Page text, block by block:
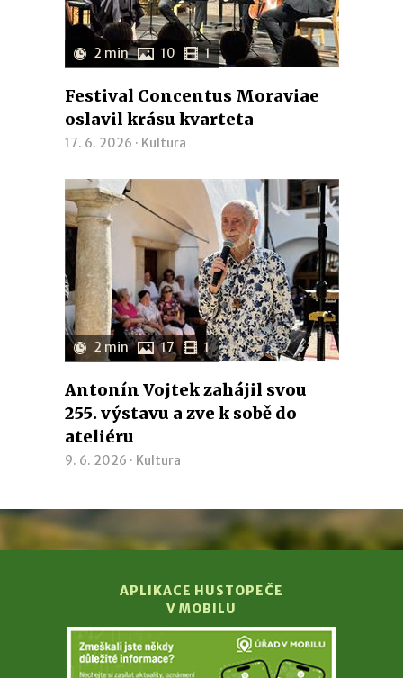
2 min 10 1
Festival Concentus Moraviae
oslavil krásu kvarteta
17. 6. 2026 · Kultura
2 min 17 1
Antonín Vojtek zahájil svou
255. výstavu a zve k sobě do
ateliéru
9. 6. 2026 · Kultura
APLIKACE HUSTOPEČE
V MOBILU